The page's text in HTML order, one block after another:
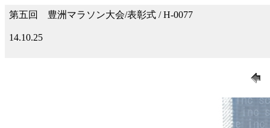
第五回 豊洲マラソン大会/表彰式 / H-0077
14.10.25